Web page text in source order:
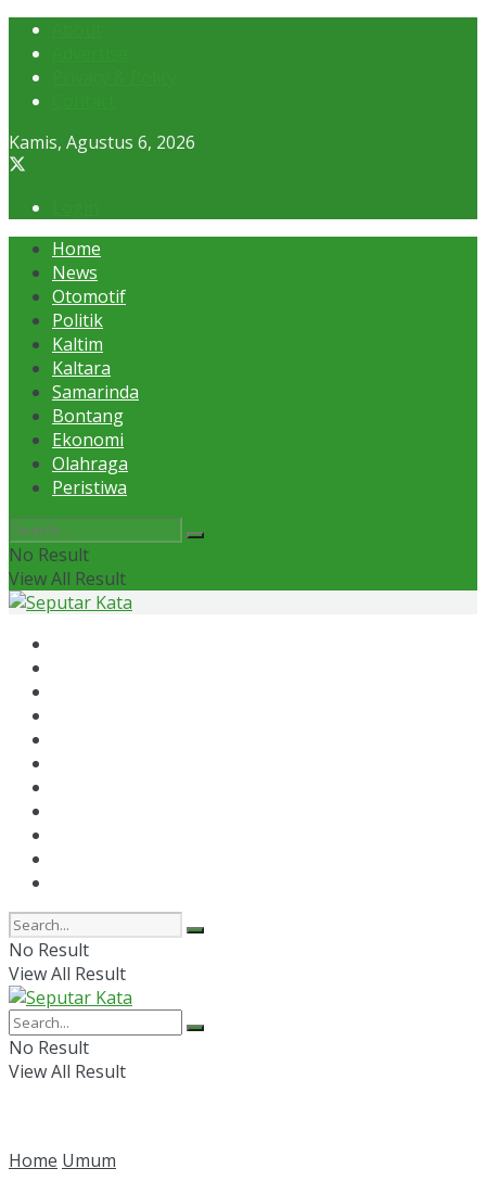
Kamis, Agustus 6, 2026
Home
News
Otomotif
Politik
Kaltim
Kaltara
Samarinda
Bontang
Ekonomi
Olahraga
Peristiwa
No Result
View All Result
No Result
View All Result
No Result
View All Result
Home Umum